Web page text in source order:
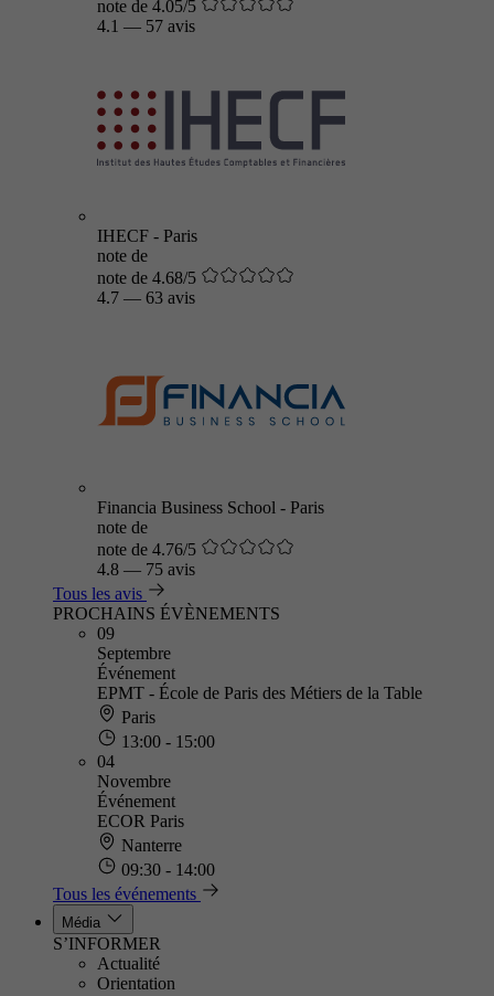
note de 4.05/5
4.1 — 57 avis
IHECF - Paris
note de
note de 4.68/5
4.7 — 63 avis
Financia Business School - Paris
note de
note de 4.76/5
4.8 — 75 avis
Tous les avis
PROCHAINS ÉVÈNEMENTS
09
Septembre
Événement
EPMT - École de Paris des Métiers de la Table
Paris
13:00 - 15:00
04
Novembre
Événement
ECOR Paris
Nanterre
09:30 - 14:00
Tous les événements
Média
S’INFORMER
Actualité
Orientation